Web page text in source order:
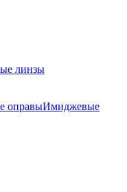
линзы
оправыИмиджевые